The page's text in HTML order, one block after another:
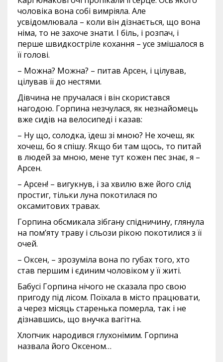
чоловіка вона собі вимріяла. Але
усвідомлювала – коли він дізнається, що вона
німа, то не захоче знати. І біль, і розпач, і
перше швидкостріле кохання – усе змішалося в
її голові.
– Можна? Можна? – питав Арсен, і цілував,
цілував її до нестями.
Дівчина не пручалася і він скористався
нагодою. Горпина незчулася, як незнайомець
вже сидів на велосипеді і казав:
– Ну що, солодка, їдеш зі мною? Не хочеш, як
хочеш, бо я спішу. Якщо би там щось, то питай
в людей за мною, мене тут кожен пес знає, я –
Арсен.
– Арсен! – вигукнув, і за хвилю вже його слід
простиг, тільки луна покотилася по
оксамитових травах.
Горпина обсмикала зібгану спідничину, глянула
на пом’яту траву і сльози рікою покотилися з її
очей.
– Оксен, – зрозуміла вона по губах того, хто
став першим і єдиним чоловіком у її житі.
Бабусі Горпина нічого не сказала про свою
пригоду під лісом. Поїхала в місто працювати,
а через місяць старенька померла, так і не
дізнавшись, що внучка вагітна.
Хлопчик народився глухонімим. Горпина
назвала його Оксеном…